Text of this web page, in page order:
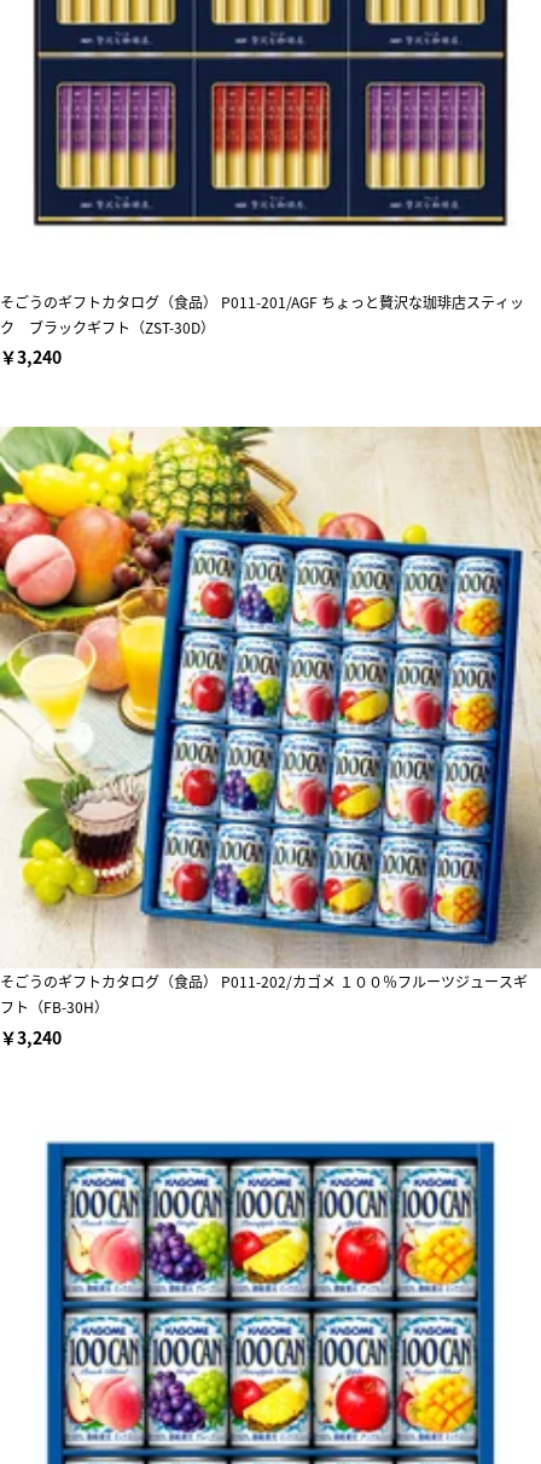
そごうのギフトカタログ（食品） P011-201/AGF ちょっと贅沢な珈琲店スティッ
ク ブラックギフト（ZST-30D）
￥3,240
そごうのギフトカタログ（食品） P011-202/カゴメ １００％フルーツジュースギ
フト（FB-30H）
￥3,240